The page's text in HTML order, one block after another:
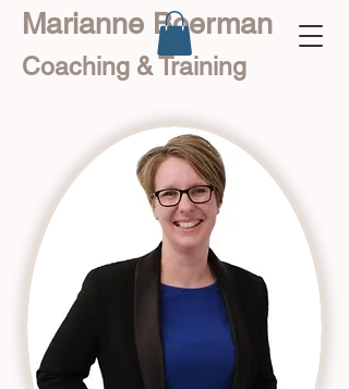
Marianne Boerman
Coaching & Training